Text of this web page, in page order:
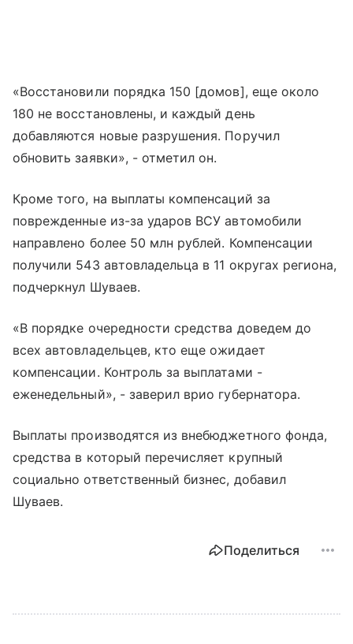
«Восстановили порядка 150 [домов], еще около
180 не восстановлены, и каждый день
добавляются новые разрушения. Поручил
обновить заявки», - отметил он.
Кроме того, на выплаты компенсаций за
поврежденные из-за ударов ВСУ автомобили
направлено более 50 млн рублей. Компенсации
получили 543 автовладельца в 11 округах региона,
подчеркнул Шуваев.
«В порядке очередности средства доведем до
всех автовладельцев, кто еще ожидает
компенсации. Контроль за выплатами -
еженедельный», - заверил врио губернатора.
Выплаты производятся из внебюджетного фонда,
средства в который перечисляет крупный
социально ответственный бизнес, добавил
Шуваев.
Поделиться